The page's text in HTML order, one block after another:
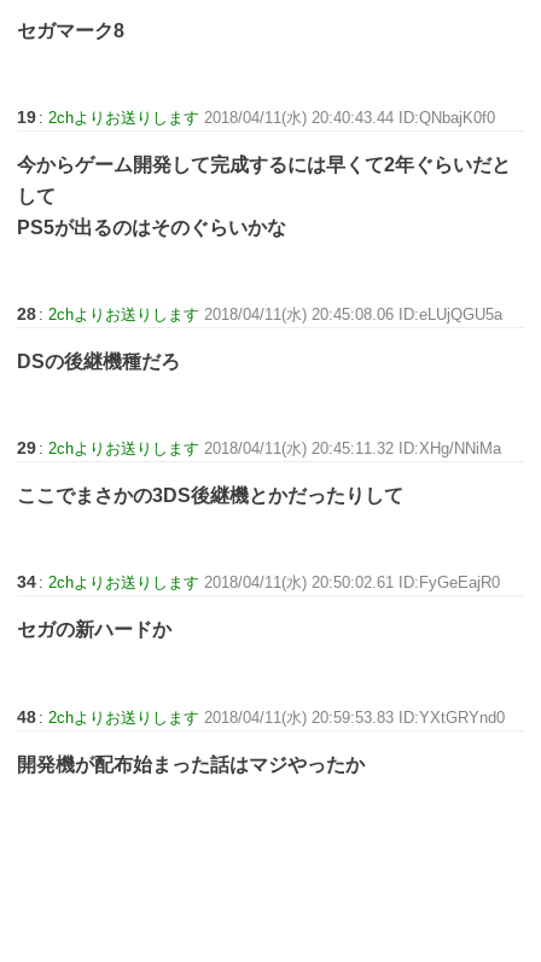
セガマーク8
19 :2chよりお送りします 2018/04/11(水) 20:40:43.44 ID:QNbajK0f0
今からゲーム開発して完成するには早くて2年ぐらいだと
して
PS5が出るのはそのぐらいかな
28 :2chよりお送りします 2018/04/11(水) 20:45:08.06 ID:eLUjQGU5a
DSの後継機種だろ
29 :2chよりお送りします 2018/04/11(水) 20:45:11.32 ID:XHg/NNiMa
ここでまさかの3DS後継機とかだったりして
34 :2chよりお送りします 2018/04/11(水) 20:50:02.61 ID:FyGeEajR0
セガの新ハードか
48 : 2chよりお送りします 2018/04/11(水) 20:59:53.83 ID:YXtGRYnd0
開発機が配布始まった話はマジやったか